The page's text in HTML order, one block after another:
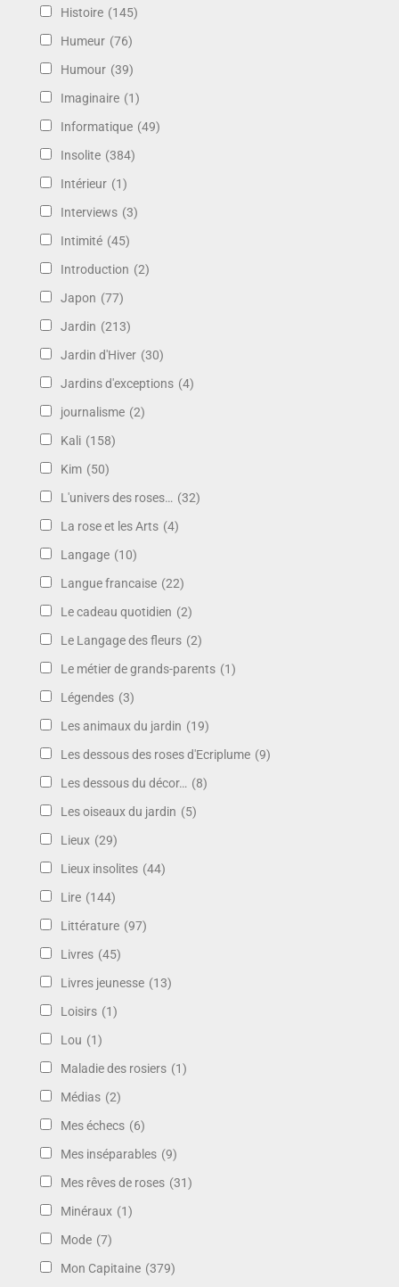
Histoire (145)
Humeur (76)
Humour (39)
Imaginaire (1)
Informatique (49)
Insolite (384)
Intérieur (1)
Interviews (3)
Intimité (45)
Introduction (2)
Japon (77)
Jardin (213)
Jardin d'Hiver (30)
Jardins d'exceptions (4)
journalisme (2)
Kali (158)
Kim (50)
L'univers des roses… (32)
La rose et les Arts (4)
Langage (10)
Langue francaise (22)
Le cadeau quotidien (2)
Le Langage des fleurs (2)
Le métier de grands-parents (1)
Légendes (3)
Les animaux du jardin (19)
Les dessous des roses d'Ecriplume (9)
Les dessous du décor… (8)
Les oiseaux du jardin (5)
Lieux (29)
Lieux insolites (44)
Lire (144)
Littérature (97)
Livres (45)
Livres jeunesse (13)
Loisirs (1)
Lou (1)
Maladie des rosiers (1)
Médias (2)
Mes échecs (6)
Mes inséparables (9)
Mes rêves de roses (31)
Minéraux (1)
Mode (7)
Mon Capitaine (379)